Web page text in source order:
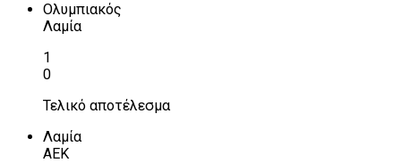
Ολυμπιακός
Λαμία
1
0
Τελικό αποτέλεσμα
Λαμία
ΑΕΚ